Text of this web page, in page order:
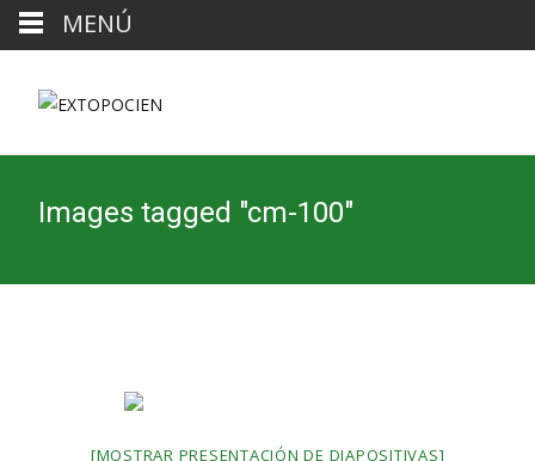
Images tagged "cm-100"
[MOSTRAR PRESENTACIÓN DE DIAPOSITIVAS]
MENÚ